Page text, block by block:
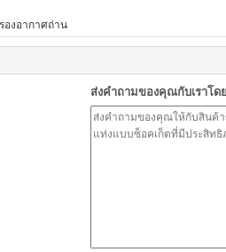
องอากาศถ่าน
ส่งคำถามของคุณกับเราโด